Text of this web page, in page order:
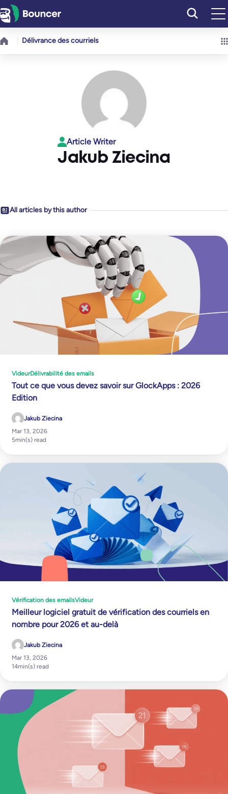
Aller
au
contenu
Délivrance des courriels
Article Writer
Jakub Ziecina
All articles by this author
VideurDélivrabilité des emails
Tout ce que vous devez savoir sur GlockApps : 2026
Edition
Jakub Ziecina
Mar 13, 2026
5min(s) read
Vérification des emailsVideur
Meilleur logiciel gratuit de vérification des courriels en
nombre pour 2026 et au-delà
Jakub Ziecina
Mar 13, 2026
14min(s) read